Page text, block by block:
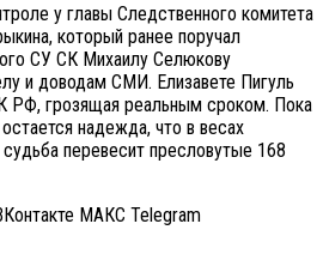
у главы Следственного комитета
который ранее поручал
СУ СК Михаилу Селюкову
и доводам СМИ. Елизавете Пигуль
РФ, грозящая реальным сроком. Пока
надежда, что в весах
перевесит пресловутые 168
МАКС Telegram